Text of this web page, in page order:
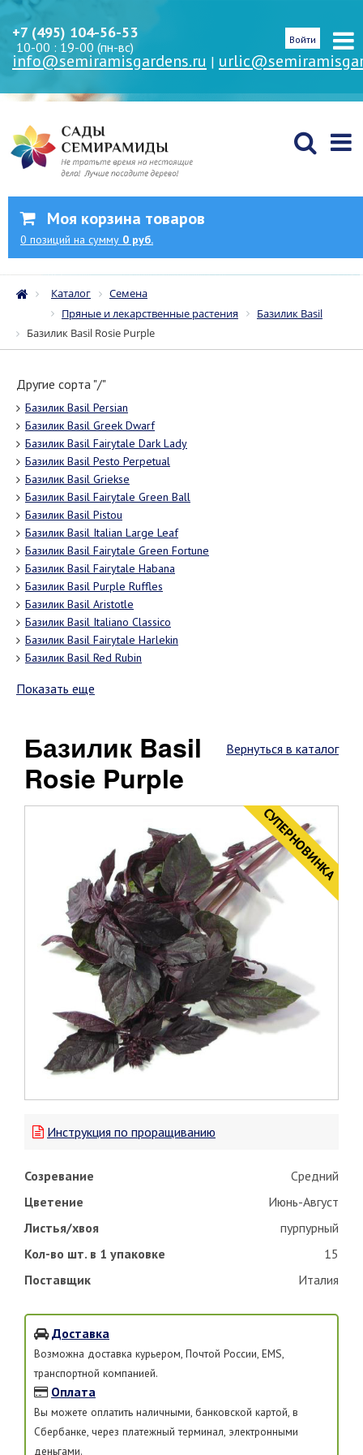
+7 (495) 104-56-53
10-00 : 19-00 (пн-вс)
info@semiramisgardens.ru |
Войти
Моя корзина товаров
0 позиций на сумму 0 руб.
Каталог
Семена
Пряные и лекарственные растения
Базилик Basil
Базилик Basil Rosie Purple
Другие сорта "/"
Базилик Basil Persian
Базилик Basil Greek Dwarf
Базилик Basil Fairytale Dark Lady
Базилик Basil Pesto Perpetual
Базилик Basil Griekse
Базилик Basil Fairytale Green Ball
Базилик Basil Pistou
Базилик Basil Italian Large Leaf
Базилик Basil Fairytale Green Fortune
Базилик Basil Fairytale Habana
Базилик Basil Purple Ruffles
Базилик Basil Aristotle
Базилик Basil Italiano Classico
Базилик Basil Fairytale Harlekin
Базилик Basil Red Rubin
Показать еще
Вернуться в каталог
Базилик Basil
Rosie Purple
CУПЕРНОВИНКА
Инструкция по проращиванию
Созревание
Средний
Цветение
Июнь-Август
Листья/хвоя
пурпурный
Кол-во шт. в 1 упаковке
15
Поставщик
Италия
Доставка
Возможна доставка курьером, Почтой России, EMS,
транспортной компанией.
Оплата
Вы можете оплатить наличными, банковской картой, в
Сбербанке, через платежный терминал, электронными
деньгами.